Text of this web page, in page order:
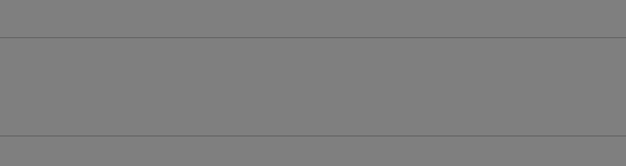
TRN–FEZ: cmp-view-offers-
TRN–FEZ: cmp-view-offers-
TRN–FEZ: cmp-view-
TRN–FEZ: cmp-view-
TRN–FEZ: cmp-
TRN–FEZ: